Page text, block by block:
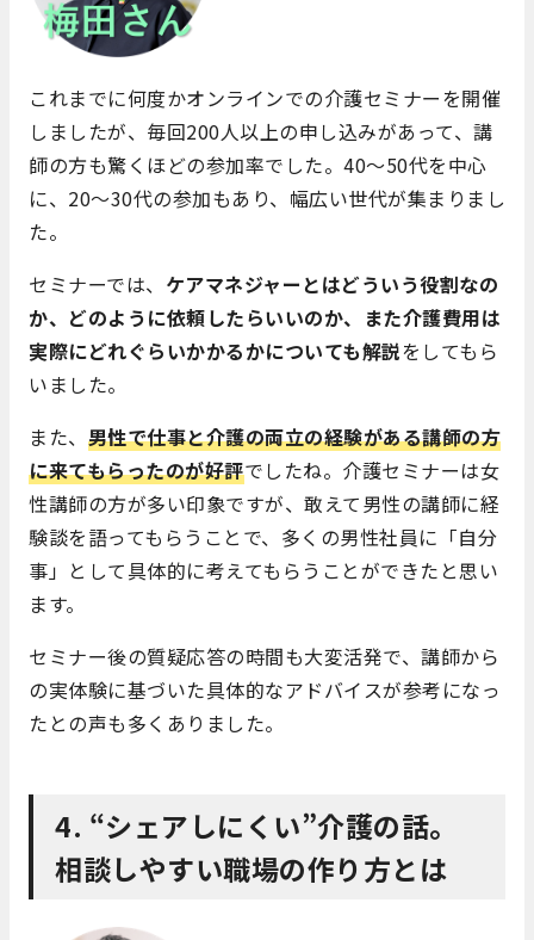
これまでに何度かオンラインでの介護セミナーを開催
しましたが、毎回200人以上の申し込みがあって、講
師の方も驚くほどの参加率でした。40～50代を中心
に、20～30代の参加もあり、幅広い世代が集まりまし
た。
セミナーでは、 ケアマネジャーとはどういう役割なの
か、どのように依頼したらいいのか、また介護費用は
実際にどれぐらいかかるかについても解説をしてもら
いました。
また、 男性で仕事と介護の両立の経験がある講師の方
に来てもらったのが好評でしたね。 介護セミナーは女
性講師の方が多い印象ですが、敢えて男性の講師に経
験談を語ってもらうことで、多くの男性社員に「自分
事」として具体的に考えてもらうことができたと思い
ます。
セミナー後の質疑応答の時間も大変活発で、講師から
の実体験に基づいた具体的なアドバイスが参考になっ
たとの声も多くありました。
4. “シェアしにくい”介護の話。
相談しやすい職場の作り方とは